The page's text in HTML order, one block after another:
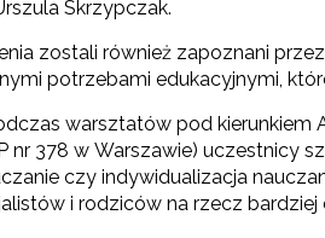
Skrzypczak.
zostali również zapoznani
potrzebami edukacyjnymi,
warsztatów pod
nr 378 w Warszawie) uczestnicy
czy indywidualizacja
i rodziców na rzecz